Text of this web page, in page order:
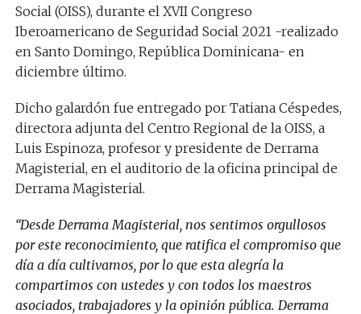
Social (OISS), durante el XVII Congreso
Iberoamericano de Seguridad Social 2021 -realizado
en Santo Domingo, República Dominicana- en
diciembre último.
Dicho galardón fue entregado por Tatiana Céspedes,
directora adjunta del Centro Regional de la OISS, a
Luis Espinoza, profesor y presidente de Derrama
Magisterial, en el auditorio de la oficina principal de
Derrama Magisterial.
“Desde Derrama Magisterial, nos sentimos orgullosos
por este reconocimiento, que ratifica el compromiso que
día a día cultivamos, por lo que esta alegría la
compartimos con ustedes y con todos los maestros
asociados, trabajadores y la opinión pública. Derrama